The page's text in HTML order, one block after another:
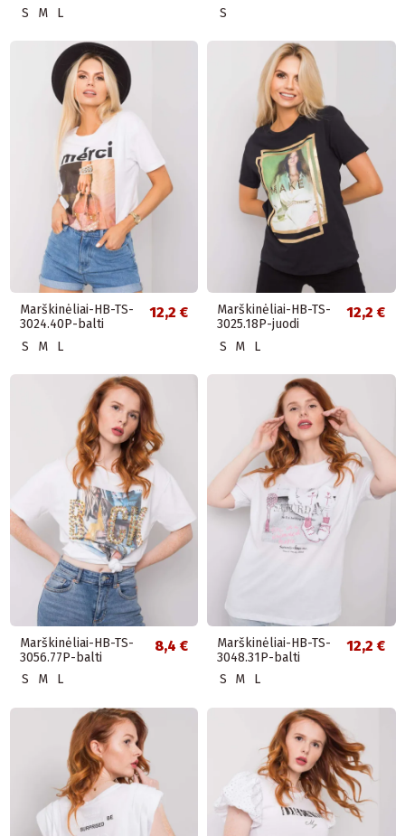
S M L S
Marškinėliai-HB-TS-
3024.40P-balti
12,2 €
S M L
Marškinėliai-HB-TS-
3025.18P-juodi
12,2 €
S M L
Marškinėliai-HB-TS-
3056.77P-balti
8,4 €
S M L
Marškinėliai-HB-TS-
3048.31P-balti
12,2 €
S M L